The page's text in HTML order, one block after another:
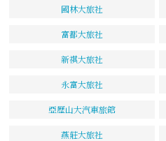
國林大旅社
富都大旅社
新祺大旅社
永富大旅社
亞歷山大汽車旅館
燕莊大旅社